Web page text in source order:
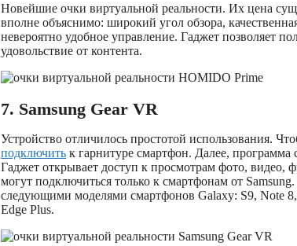
Новейшие очки виртуальной реальности. Их цена
вполне объяснимо: широкий угол обзора,
невероятно удобное управление. Гаджет позволяет
удовольствие от контента.
7. Samsung Gear VR
Устройство отличилось простотой использования.
подключить к гарнитуре смартфон. Далее, программа
Гаджет открывает доступ к просмотрам фото,
могут подключиться только к смартфонам от
следующими моделями смартфонов Galaxy: S9, Note 8,
Edge Plus.